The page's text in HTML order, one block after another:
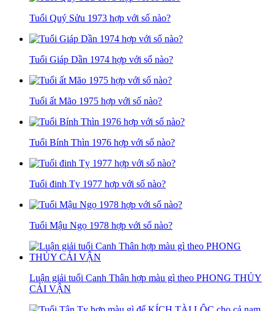
Tuổi Quý Sửu 1973 hợp với số nào?
Tuổi Giáp Dần 1974 hợp với số nào?
Tuổi ất Mão 1975 hợp với số nào?
Tuổi Bính Thìn 1976 hợp với số nào?
Tuổi đinh Tỵ 1977 hợp với số nào?
Tuổi Mậu Ngọ 1978 hợp với số nào?
Luận giải tuổi Canh Thân hợp màu gì theo PHONG THỦY
CẢI VẬN